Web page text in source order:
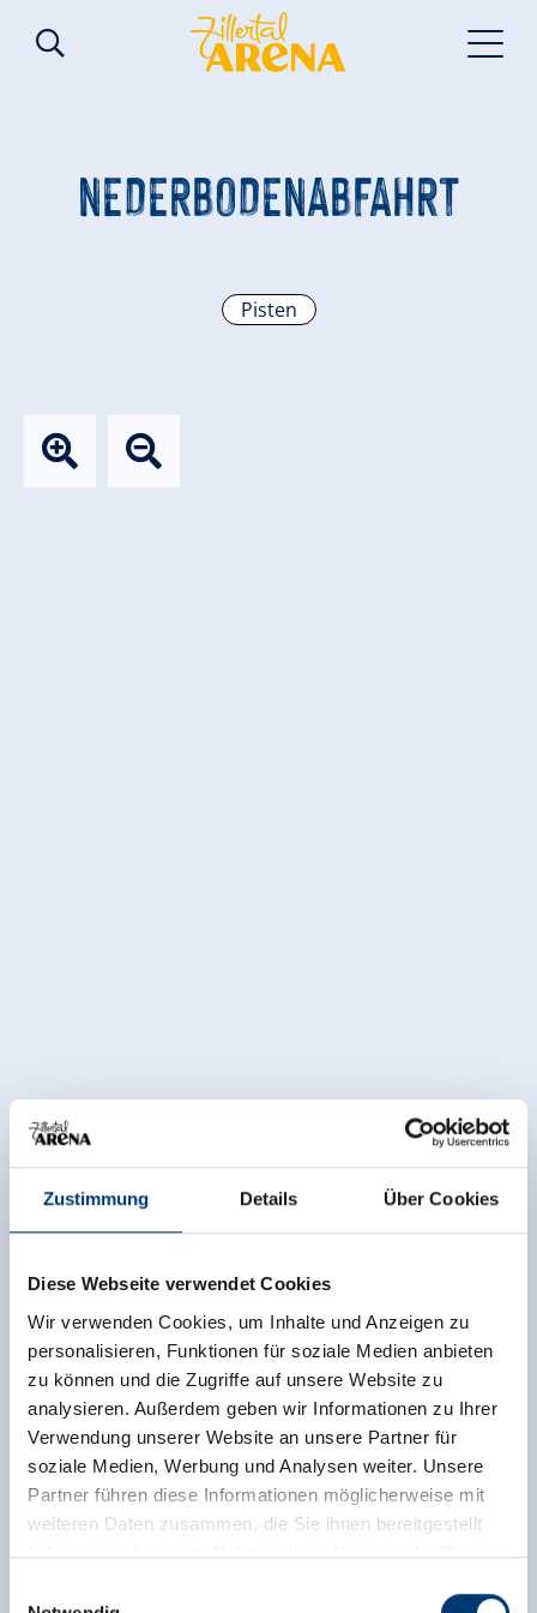
Zustimmung Details Über Cookies
Diese Webseite verwendet Cookies
Wir verwenden Cookies, um Inhalte und Anzeigen zu
personalisieren, Funktionen für soziale Medien anbieten
zu können und die Zugriffe auf unsere Website zu
analysieren. Außerdem geben wir Informationen zu Ihrer
Verwendung unserer Website an unsere Partner für
soziale Medien, Werbung und Analysen weiter. Unsere
Partner führen diese Informationen möglicherweise mit
weiteren Daten zusammen, die Sie ihnen bereitgestellt
haben oder die sie im Rahmen Ihrer Nutzung der Dienste
NEDERBODENABFAHRT
Pisten